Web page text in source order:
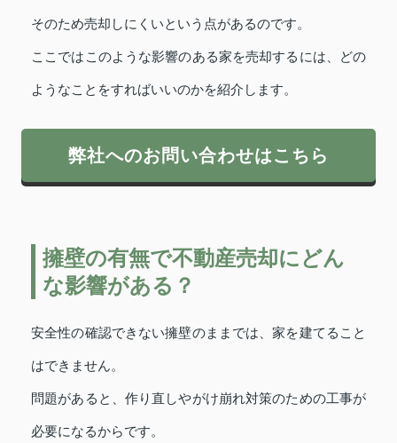
そのため売却しにくいという点があるのです。
ここではこのような影響のある家を売却するには、どの
ようなことをすればいいのかを紹介します。
弊社へのお問い合わせはこちら
擁壁の有無で不動産売却にどん
な影響がある？
安全性の確認できない擁壁のままでは、家を建てること
はできません。
問題があると、作り直しやがけ崩れ対策のための工事が
必要になるからです。